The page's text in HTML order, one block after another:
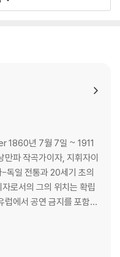
1860년 7월 7일 ~ 1911
파 작곡가이자, 지휘자이
독일 전통과 20세기 초의
로서의 그의 위치는 확립
럽에서 공연 금지를 포함한
다. 1945년 이후 새로운
말러는 20세기의 작곡가